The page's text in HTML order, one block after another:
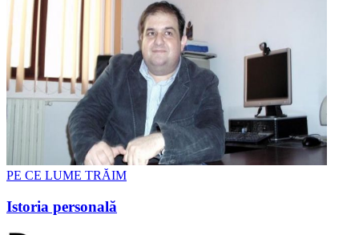
PE CE LUME TRĂIM
Istoria personală